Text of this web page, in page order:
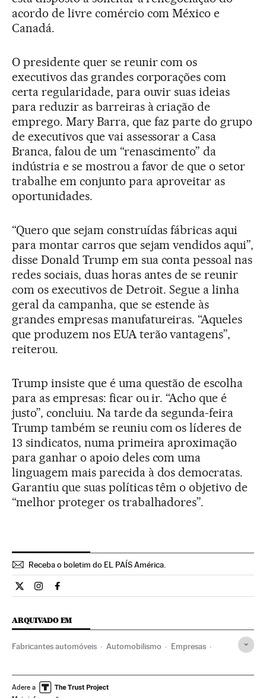
acordo de livre comércio com México e
Canadá.
O presidente quer se reunir com os
executivos das grandes corporações com
certa regularidade, para ouvir suas ideias
para reduzir as barreiras à criação de
emprego. Mary Barra, que faz parte do grupo
de executivos que vai assessorar a Casa
Branca, falou de um “renascimento” da
indústria e se mostrou a favor de que o setor
trabalhe em conjunto para aproveitar as
oportunidades.
“Quero que sejam construídas fábricas aqui
para montar carros que sejam vendidos aqui”,
disse Donald Trump em sua conta pessoal nas
redes sociais, duas horas antes de se reunir
com os executivos de Detroit. Segue a linha
geral da campanha, que se estende às
grandes empresas manufatureiras. “Aqueles
que produzem nos EUA terão vantagens”,
reiterou.
Trump insiste que é uma questão de escolha
para as empresas: ficar ou ir. “Acho que é
justo”, concluiu. Na tarde da segunda-feira
Trump também se reuniu com os líderes de
13 sindicatos, numa primeira aproximação
para ganhar o apoio deles com uma
linguagem mais parecida à dos democratas.
Garantiu que suas políticas têm o objetivo de
“melhor proteger os trabalhadores”.
Receba o boletim do EL PAÍS América.
Economia El País Brasil en Twitter
Economia El País Brasil en Instagram
Economia El País Brasil en Facebook
ARQUIVADO EM
Fabricantes automóveis Automobilismo Empresas
Acordo Transpacífico Cooperação Econômica
Adere a